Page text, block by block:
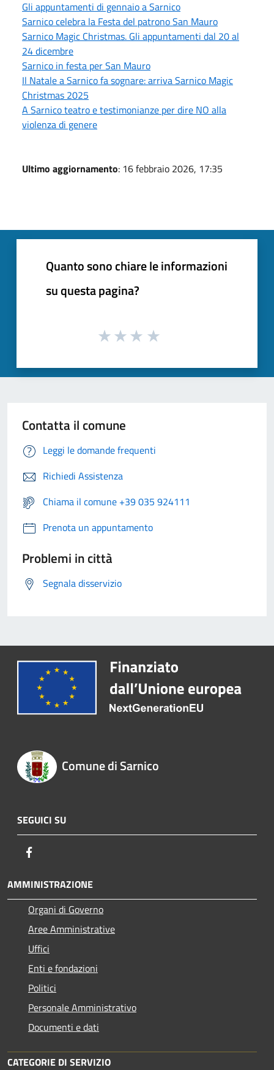
Gli appuntamenti di gennaio a Sarnico
Sarnico celebra la Festa del patrono San Mauro
Sarnico Magic Christmas. Gli appuntamenti dal 20 al
24 dicembre
Sarnico in festa per San Mauro
Il Natale a Sarnico fa sognare: arriva Sarnico Magic
Christmas 2025
A Sarnico teatro e testimonianze per dire NO alla
violenza di genere
Ultimo aggiornamento: 16 febbraio 2026, 17:35
Quanto sono chiare le informazioni
su questa pagina?
Contatta il comune
Leggi le domande frequenti
Richiedi Assistenza
Chiama il comune +39 035 924111
Prenota un appuntamento
Problemi in città
Segnala disservizio
Comune di Sarnico
SEGUICI SU
AMMINISTRAZIONE
Organi di Governo
Aree Amministrative
Uffici
Enti e fondazioni
Politici
Personale Amministrativo
Documenti e dati
CATEGORIE DI SERVIZIO